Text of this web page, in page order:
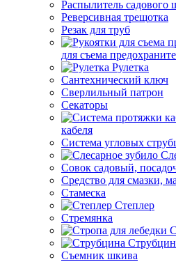
Распылитель садового
Реверсивная трещотка
Резак для труб
для съема
Рулетка
Сантехнический ключ
Сверлильный патрон
Секаторы
кабеля
Система угловых
Совок садовый,
Средство для смазки,
Стамеска
Степлер
Стремянка
Съемник шкива